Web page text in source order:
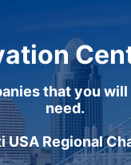
that you
need.
Regional